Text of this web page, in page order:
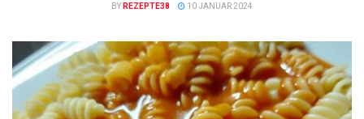
BY REZEPTE38 10 JANUAR 2024